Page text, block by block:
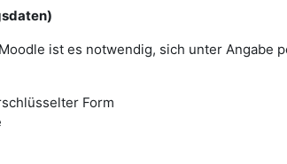
ist es notwendig, sich unter Angabe
Form